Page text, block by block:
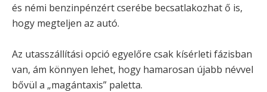
és némi benzinpénzért cserébe becsatlakozhat ő is,
hogy megteljen az autó.
Az utasszállítási opció egyelőre csak kísérleti fázisban
van, ám könnyen lehet, hogy hamarosan újabb névvel
bővül a „magántaxis” paletta.